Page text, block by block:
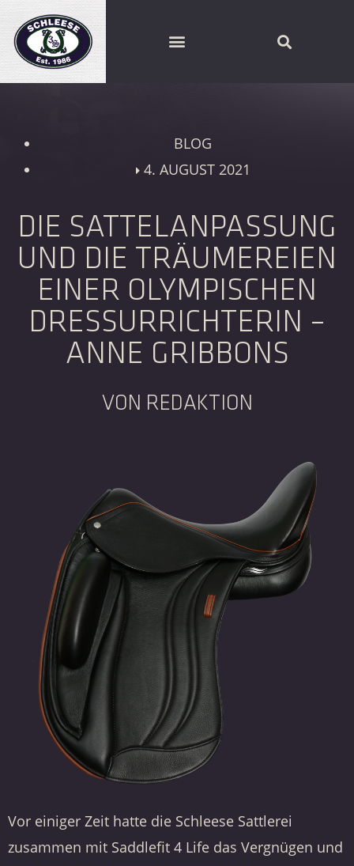
BLOG
4. AUGUST 2021
DIE SATTELANPASSUNG
UND DIE TRÄUMEREIEN
EINER OLYMPISCHEN
DRESSURRICHTERIN –
ANNE GRIBBONS
VON REDAKTION
Vor einiger Zeit hatte die Schleese Sattlerei
zusammen mit Saddlefit 4 Life das Vergnügen und